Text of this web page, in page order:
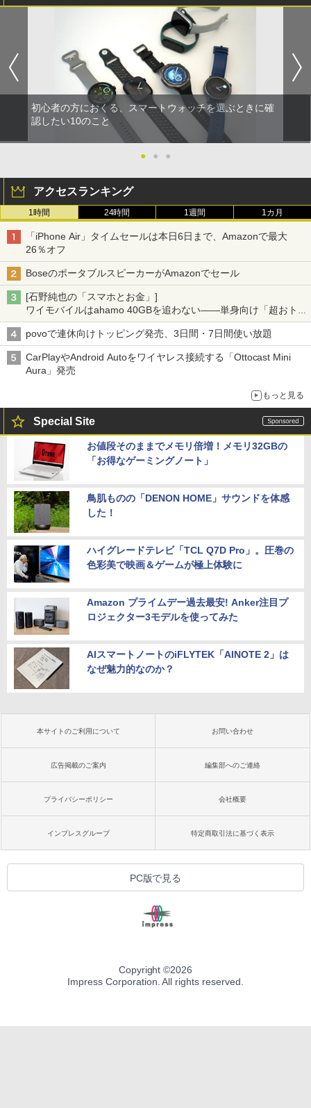
初心者の方におくる、スマートウォッチを選ぶときに確
認したい10のこと
● ● ●
アクセスランキング
1時間 24時間 1週間 1カ月
「iPhone Air」タイムセールは本日6日まで、Amazonで最大
26％オフ
BoseのポータブルスピーカーがAmazonでセール
[石野純也の「スマホとお金」]
ワイモバイルはahamo 40GBを追わない――単身向け「超おトク
割」の安さと1年限定の注意点
povoで連休向けトッピング発売、3日間・7日間使い放題
CarPlayやAndroid Autoをワイヤレス接続する「Ottocast Mini
Aura」発売
もっと見る
Special Site
お値段そのままでメモリ倍増！メモリ32GBの
「お得なゲーミングノート」
鳥肌ものの「DENON HOME」サウンドを体感
した！
ハイグレードテレビ「TCL Q7D Pro」。圧巻の
色彩美で映画＆ゲームが極上体験に
Amazon プライムデー過去最安! Anker注目プ
ロジェクター3モデルを使ってみた
AIスマートノートのiFLYTEK「AINOTE 2」は
なぜ魅力的なのか？
本サイトのご利用について お問い合わせ
広告掲載のご案内 編集部へのご連絡
プライバシーポリシー 会社概要
インプレスグループ 特定商取引法に基づく表示
PC版で見る
Copyright ©2026
Impress Corporation. All rights reserved.